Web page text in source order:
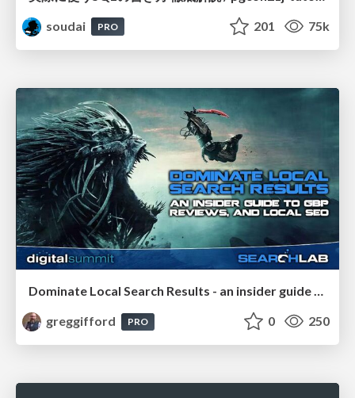
soudai
PRO 201 75k
Dominate Local Search Results - an insider guide to GBP, reviews, and Local SEO
greggifford
PRO 0 250